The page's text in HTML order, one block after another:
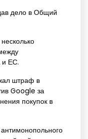
дело в Общий
и ЕС.
штраф в
Google за
покупок в